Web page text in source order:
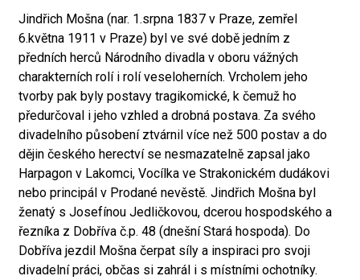
Jindřich Mošna (nar. 1.srpna 1837 v Praze, zemřel
6.května 1911 v Praze) byl ve své době jedním z
předních herců Národního divadla v oboru vážných
charakterních rolí i rolí veseloherních. Vrcholem jeho
tvorby pak byly postavy tragikomické, k čemuž ho
předurčoval i jeho vzhled a drobná postava. Za svého
divadelního působení ztvárnil více než 500 postav a do
dějin českého herectví se nesmazatelně zapsal jako
Harpagon v Lakomci, Vocílka ve Strakonickém dudákovi
nebo principál v Prodané nevěstě. Jindřich Mošna byl
ženatý s Josefínou Jedličkovou, dcerou hospodského a
řezníka z Dobříva č.p. 48 (dnešní Stará hospoda). Do
Dobříva jezdil Mošna čerpat síly a inspiraci pro svoji
divadelní práci, občas si zahrál i s místními ochotníky.